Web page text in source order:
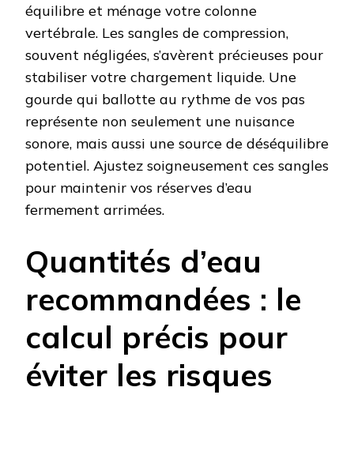
équilibre et ménage votre colonne
vertébrale. Les sangles de compression,
souvent négligées, s’avèrent précieuses pour
stabiliser votre chargement liquide. Une
gourde qui ballotte au rythme de vos pas
représente non seulement une nuisance
sonore, mais aussi une source de déséquilibre
potentiel. Ajustez soigneusement ces sangles
pour maintenir vos réserves d’eau
fermement arrimées.
Quantités d’eau
recommandées : le
calcul précis pour
éviter les risques